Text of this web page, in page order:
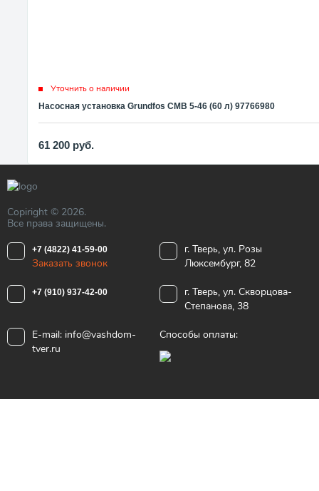
Уточнить о наличии
Насосная установка Grundfos CMB 5-46 (60 л) 97766980
61 200 руб.
Copiright © 2026.
Все права защищены.
+7 (4822) 41-59-00
Заказать звонок
г. Тверь, ул. Розы
Люксембург, 82
+7 (910) 937-42-00
г. Тверь, ул. Скворцова-
Степанова, 38
E-mail: info@vashdom-
tver.ru
Способы оплаты: